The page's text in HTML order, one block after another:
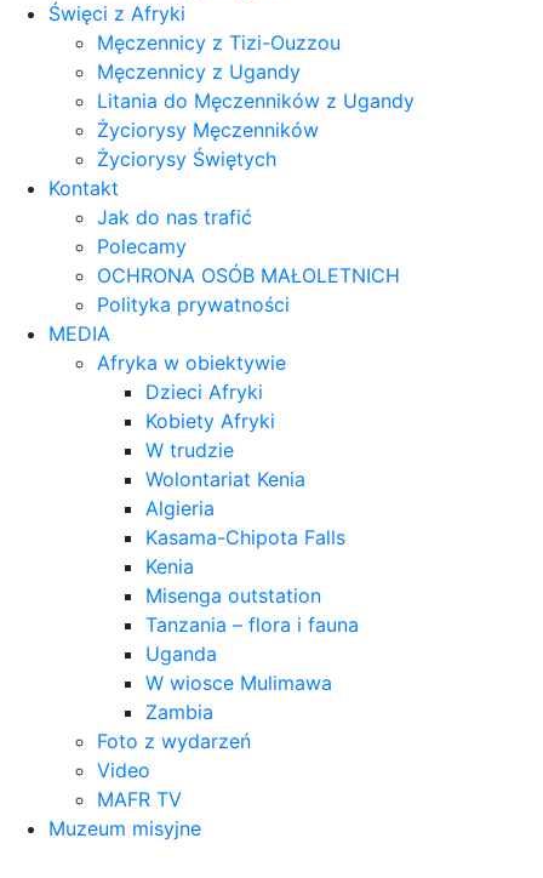
Święci z Afryki
Męczennicy z Tizi-Ouzzou
Męczennicy z Ugandy
Litania do Męczenników z Ugandy
Życiorysy Męczenników
Życiorysy Świętych
Kontakt
Jak do nas trafić
Polecamy
OCHRONA OSÓB MAŁOLETNICH
Polityka prywatności
MEDIA
Afryka w obiektywie
Dzieci Afryki
Kobiety Afryki
W trudzie
Wolontariat Kenia
Algieria
Kasama-Chipota Falls
Kenia
Misenga outstation
Tanzania – flora i fauna
Uganda
W wiosce Mulimawa
Zambia
Foto z wydarzeń
Video
MAFR TV
Muzeum misyjne